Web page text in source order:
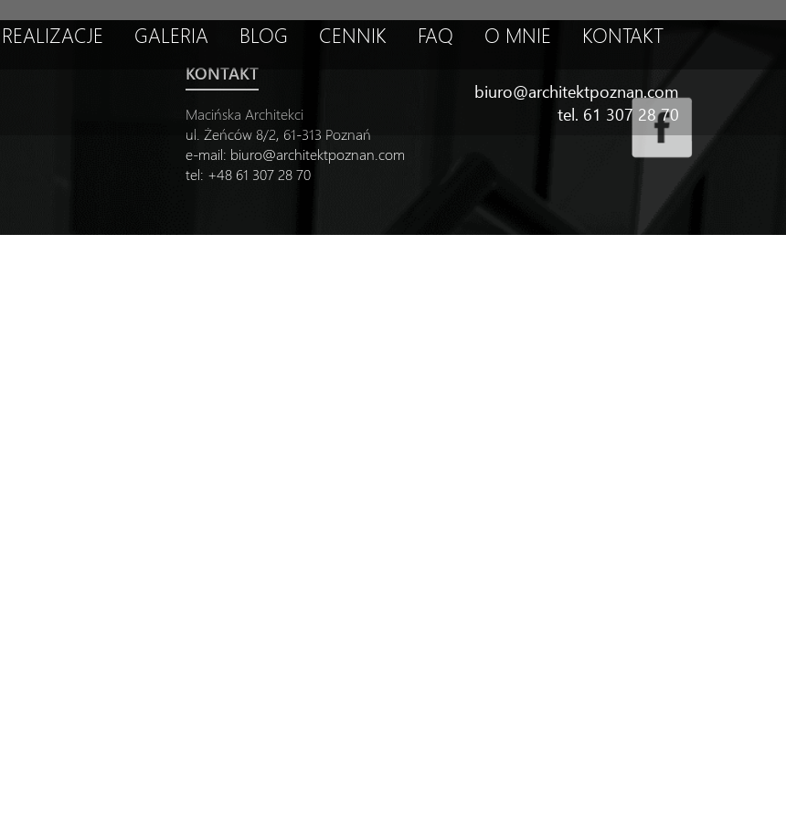
REALIZACJE GALERIA BLOG CENNIK FAQ O MNIE KONTAKT
biuro@architektpoznan.com
tel. 61 307 28 70
KONTAKT
Macińska Architekci
ul. Żeńców 8/2, 61-313 Poznań
e-mail: biuro@architektpoznan.com
tel: +48 61 307 28 70